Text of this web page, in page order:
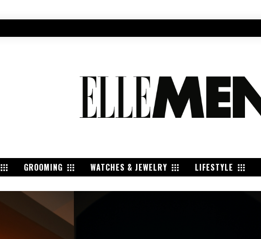
GROOMING WATCHES & JEWELRY LIFESTYLE